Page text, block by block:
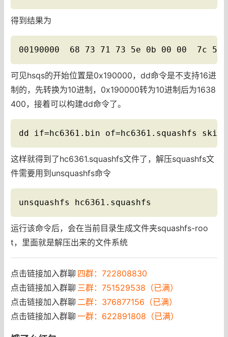
得到结果为
00190000  68 73 71 73 5e 0b 00 00
可见hsqs的开始位置是0x190000，dd命令是不支持16进
制的，先转换为10进制，0x190000转为10进制后为1638
400，接着可以构建dd命令了。
dd if=hc6361.bin of=hc6361.squashfs
这样就得到了hc6361.squashfs文件了，解压squashfs文
件需要用到unsquashfs命令
unsquashfs hc6361.squashfs
运行该命令后，会在当前目录生成文件夹squashfs-roo
t，里面就是解压出来的文件系统
点击链接加入群聊 四群：722808830
点击链接加入群聊 三群：751529538（已满）
点击链接加入群聊 二群：376877156（已满）
点击链接加入群聊 一群：622891808（已满）